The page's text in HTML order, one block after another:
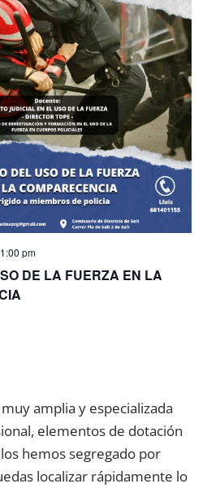
1:00 pm
DE LA FUERZA EN LA
amplia y especializada
elementos de dotación
hemos segregado por
localizar rápidamente lo